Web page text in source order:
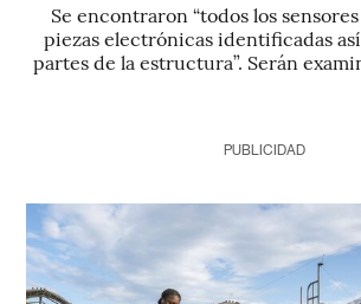
Se encontraron “todos los
piezas electrónicas identificadas
partes de la estructura”. Serán
PUBLICIDAD